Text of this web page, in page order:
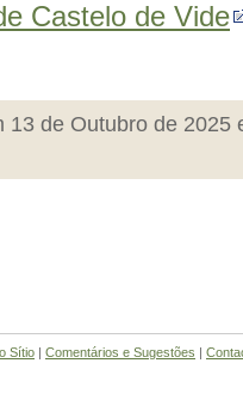
Castelo de Vide
13 de Outubro de 2025
Sítio Comentários e Sugestões